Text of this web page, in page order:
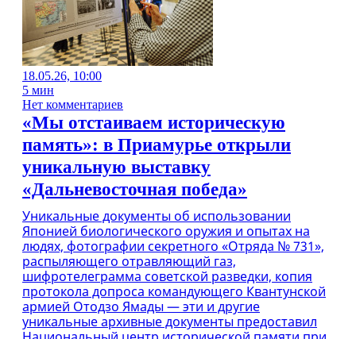
18.05.26, 10:00
5 мин
Нет комментариев
«Мы отстаиваем историческую
память»: в Приамурье открыли
уникальную выставку
«Дальневосточная победа»
Уникальные документы об использовании
Японией биологического оружия и опытах на
людях, фотографии секретного «Отряда № 731»,
распыляющего отравляющий газ,
шифротелеграмма советской разведки, копия
протокола допроса командующего Квантунской
армией Отодзо Ямады — эти и другие
уникальные архивные документы предоставил